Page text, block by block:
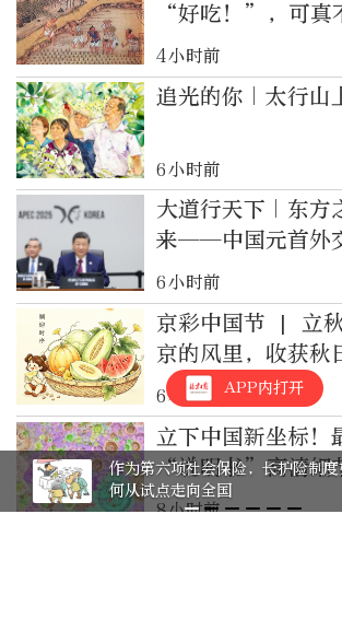
“好吃！”，可真
4小时前
追光的你｜太行山
6小时前
大道行天下｜东方
来——中国元首外
与大国气派
6小时前
京彩中国节 | 立
京的风里，收获秋
盈
6小时前
立下中国新坐标！
“说明书”高清细
8小时前
APP内打开
作为第六项社会保险，长护险制度
何从试点走向全国